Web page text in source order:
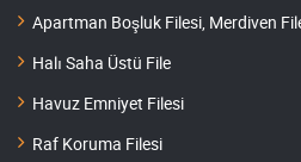
Apartman Boşluk Filesi, Merdiven
Halı Saha Üstü File
Havuz Emniyet Filesi
Raf Koruma Filesi